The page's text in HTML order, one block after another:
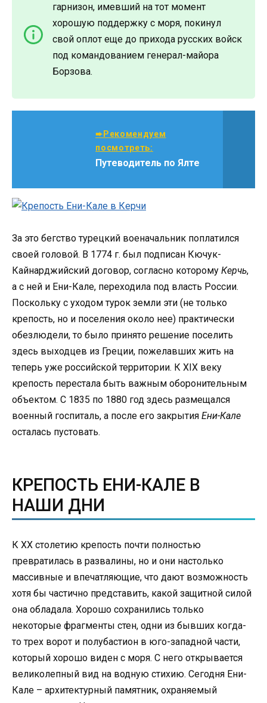
гарнизон, имевший на тот момент
хорошую поддержку с моря, покинул
свой оплот еще до прихода русских войск
под командованием генерал-майора
Борзова.
➨Рекомендуем
посмотреть:
Путеводитель по Ялте
За это бегство турецкий военачальник поплатился
своей головой. В 1774 г. был подписан Кючук-
Кайнарджийский договор, согласно которому Керчь,
а с ней и Ени-Кале, переходила под власть России.
Поскольку с уходом турок земли эти (не только
крепость, но и поселения около нее) практически
обезлюдели, то было принято решение поселить
здесь выходцев из Греции, пожелавших жить на
теперь уже российской территории. К XIX веку
крепость перестала быть важным оборонительным
объектом. С 1835 по 1880 год здесь размещался
военный госпиталь, а после его закрытия Ени-Кале
осталась пустовать.
КРЕПОСТЬ ЕНИ-КАЛЕ В
НАШИ ДНИ
К XX столетию крепость почти полностью
превратилась в развалины, но и они настолько
массивные и впечатляющие, что дают возможность
хотя бы частично представить, какой защитной силой
она обладала. Хорошо сохранились только
некоторые фрагменты стен, одни из бывших когда-
то трех ворот и полубастион в юго-западной части,
который хорошо виден с моря. С него открывается
великолепный вид на водную стихию. Сегодня Ени-
Кале – архитектурный памятник, охраняемый